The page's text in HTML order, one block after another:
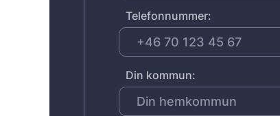
Telefonnummer:
Din kommun: